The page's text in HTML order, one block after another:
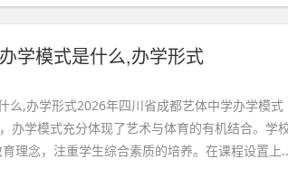
学模式是什么,办学形式
么,办学形式2026年四川省成都艺体中学办学模式
办学模式充分体现了艺术与体育的有机结合。学
理念，注重学生综合素质的培养。在课程设置上